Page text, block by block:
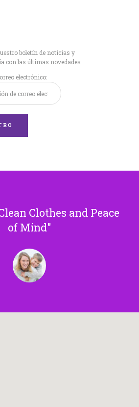
boletín de noticias y
con las últimas novedades.
electrónico:
Clothes and Peace
of Mind